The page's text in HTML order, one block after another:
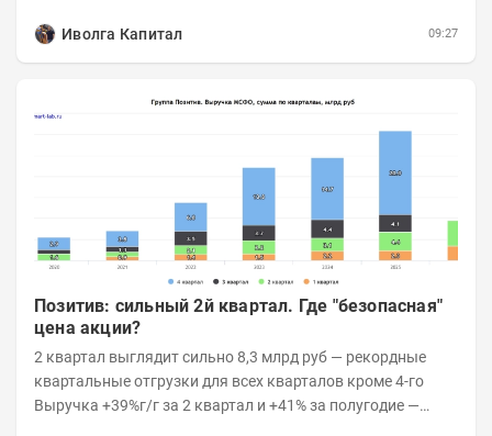
Иволга Капитал 09:27
Позитив: сильный 2й квартал. Где "безопасная"
цена акции?
2 квартал выглядит сильно 8,3 млрд руб — рекордные
квартальные отгрузки для всех кварталов кроме 4-го
Выручка +39%г/г за 2 квартал и +41% за полугодие —